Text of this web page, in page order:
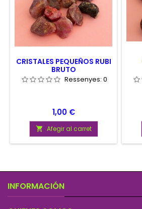
CRISTALES PEQUEÑOS RUBI
BRUTO
Ressenyes: 0
Preu
1,00 €
 Afegir al carret
INFORMACIÓN